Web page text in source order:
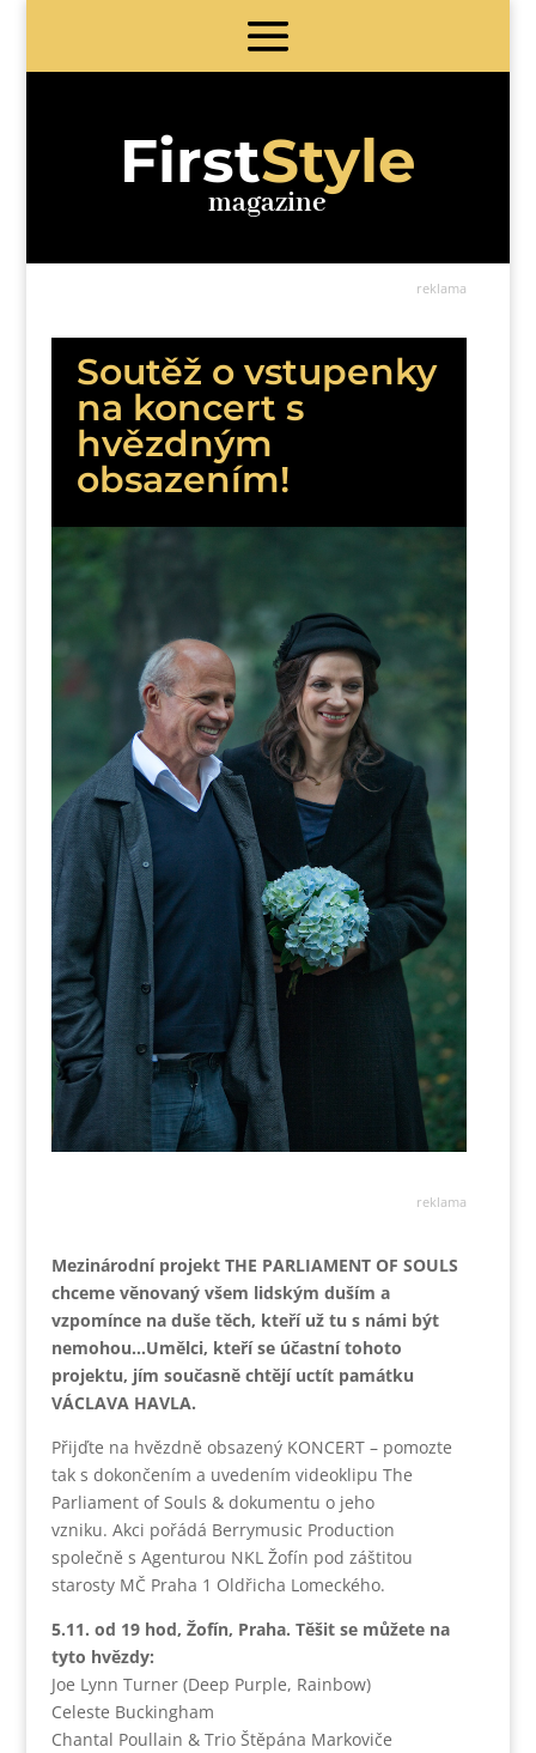
FirstStyle
magazine
reklama
Soutěž o vstupenky
na koncert s
hvězdným
obsazením!
reklama
Mezinárodní projekt THE PARLIAMENT OF SOULS
chceme věnovaný všem lidským duším a
vzpomínce na duše těch, kteří už tu s námi být
nemohou…Umělci, kteří se účastní tohoto
projektu, jím současně chtějí uctít památku
VÁCLAVA HAVLA.
Přijďte na hvězdně obsazený KONCERT – pomozte
tak s dokončením a uvedením videoklipu The
Parliament of Souls & dokumentu o jeho
vzniku. Akci pořádá Berrymusic Production
společně s Agenturou NKL Žofín pod záštitou
starosty MČ Praha 1 Oldřicha Lomeckého.
5.11. od 19 hod, Žofín, Praha. Těšit se můžete na
tyto hvězdy:
Joe Lynn Turner (Deep Purple, Rainbow)
Celeste Buckingham
Chantal Poullain & Trio Štěpána Markoviče